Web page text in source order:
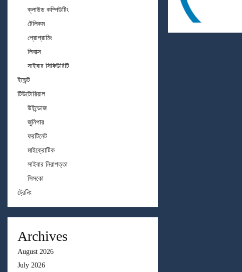
ক্লাউড কম্পিউটিং
টেলিকম
প্রোগ্রামিং
লিনাক্স
সাইবার সিকিউরিটি
ইভেন্ট
টিউটোরিয়াল
উইন্ডোজ
জুনিপার
ফরটিনেট
মাইক্রোটিক
সাইবার নিরাপত্তা
সিসকো
ট্রেনিং
Archives
August 2026
July 2026